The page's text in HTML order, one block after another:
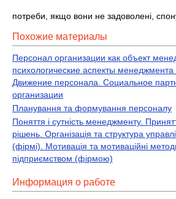
потреби, якщо вони не задоволені,
Похожие материалы
Персонал организации как объект
психологические аспекты менеджмента
Движение персонала. Социальное
организации
Планування та формування персоналу
Поняття і сутність менеджменту.
рішень. Організація та структура
(фірмі). Мотивація та мотиваційні
підприємством (фірмою)
Информация о работе